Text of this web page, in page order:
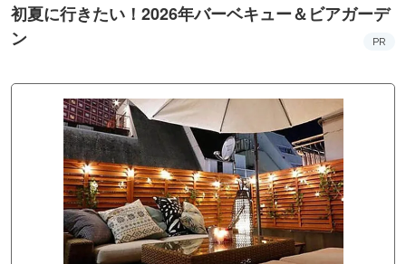
初夏に行きたい！2026年バーベキュー＆ビアガーデ
ン
PR